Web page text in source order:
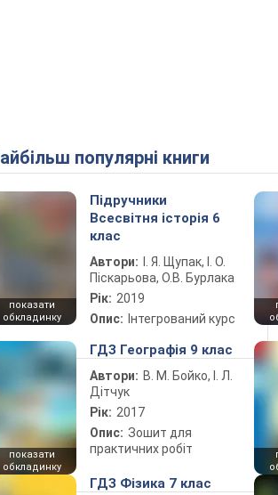
Найбільш популярні книги
показати
обкладинку
Підручники
Всесвітня історія 6
клас
Автори:
І. Я. Щупак, І. О.
Піскарьова, О.В. Бурлака
Рік: 2019
Опис: Інтегрований курс
показати
обкладинку
ГДЗ Географія 9 клас
Автори: В. М. Бойко, І. Л.
Дітчук
Рік: 2017
Опис: Зошит для
практичних робіт
ГДЗ Фізика 7 клас